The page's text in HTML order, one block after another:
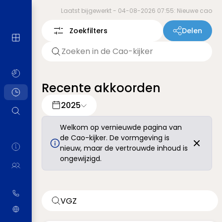
Laatst bijgewerkt - 04-08-2026 07:55: Nieuwe cao
Zoekfilters Delen
Recente akkoorden
2025
Welkom op vernieuwde pagina van
de Cao-kijker. De vormgeving is
nieuw, maar de vertrouwde inhoud is
ongewijzigd.